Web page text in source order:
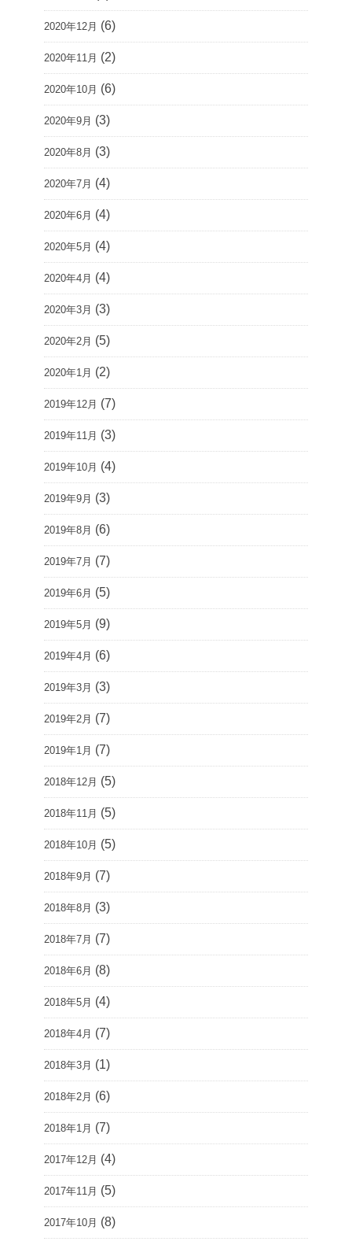
2020年12月 (6)
2020年11月 (2)
2020年10月 (6)
2020年9月 (3)
2020年8月 (3)
2020年7月 (4)
2020年6月 (4)
2020年5月 (4)
2020年4月 (4)
2020年3月 (3)
2020年2月 (5)
2020年1月 (2)
2019年12月 (7)
2019年11月 (3)
2019年10月 (4)
2019年9月 (3)
2019年8月 (6)
2019年7月 (7)
2019年6月 (5)
2019年5月 (9)
2019年4月 (6)
2019年3月 (3)
2019年2月 (7)
2019年1月 (7)
2018年12月 (5)
2018年11月 (5)
2018年10月 (5)
2018年9月 (7)
2018年8月 (3)
2018年7月 (7)
2018年6月 (8)
2018年5月 (4)
2018年4月 (7)
2018年3月 (1)
2018年2月 (6)
2018年1月 (7)
2017年12月 (4)
2017年11月 (5)
2017年10月 (8)